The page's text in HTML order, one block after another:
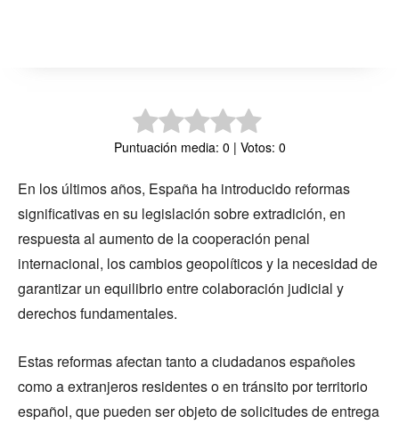
Puntuación media: 0 | Votos: 0
En los últimos años, España ha introducido reformas
significativas en su legislación sobre extradición, en
respuesta al aumento de la cooperación penal
internacional, los cambios geopolíticos y la necesidad de
garantizar un equilibrio entre colaboración judicial y
derechos fundamentales.
Estas reformas afectan tanto a ciudadanos españoles
como a extranjeros residentes o en tránsito por territorio
español, que pueden ser objeto de solicitudes de entrega